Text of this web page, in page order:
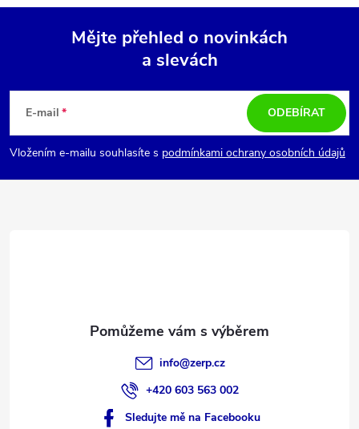
p
a
Mějte přehled o novinkách
a slevách
E-mail
Vložením e-mailu souhlasíte s podmínkami ochrany osobních údajů
ODEBÍRAT
info@zerp.cz
+420 603 563 002
Sledujte mě na Facebooku